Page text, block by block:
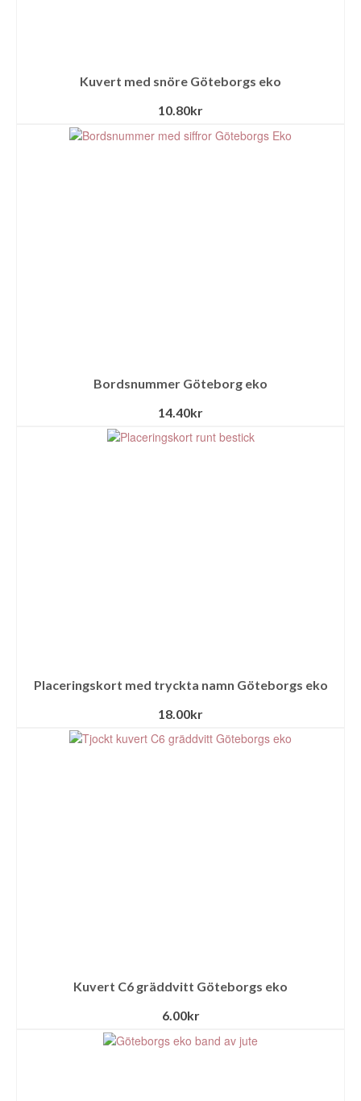
Kuvert med snöre Göteborgs eko
10.80kr
Bordsnummer Göteborg eko
14.40kr
Placeringskort med tryckta namn Göteborgs eko
18.00kr
Kuvert C6 gräddvitt Göteborgs eko
6.00kr